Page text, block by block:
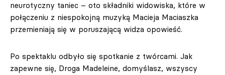
neurotyczny taniec – oto składniki widowiska, które w
połączeniu z niespokojną muzyką Macieja Maciaszka
przemieniają się w poruszającą widza opowieść.
Po spektaklu odbyło się spotkanie z twórcami. Jak
zapewne się, Droga Madeleine, domyślasz, wszyscy